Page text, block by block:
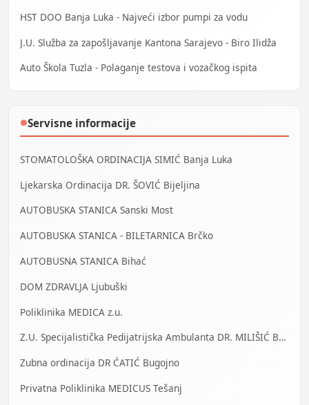
HST DOO Banja Luka - Najveći izbor pumpi za vodu
J.U. Služba za zapošljavanje Kantona Sarajevo - Biro Ilidža
Auto Škola Tuzla - Polaganje testova i vozačkog ispita
●Servisne informacije
STOMATOLOŠKA ORDINACIJA SIMIĆ Banja Luka
Ljekarska Ordinacija DR. ŠOVIĆ Bijeljina
AUTOBUSKA STANICA Sanski Most
AUTOBUSKA STANICA - BILETARNICA Brčko
AUTOBUSNA STANICA Bihać
DOM ZDRAVLJA Ljubuški
Poliklinika MEDICA z.u.
Z.U. Specijalistička Pedijatrijska Ambulanta DR. MILIŠIĆ Banja Luka
Zubna ordinacija DR ĆATIĆ Bugojno
Privatna Poliklinika MEDICUS Tešanj